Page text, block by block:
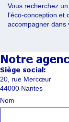
Vous recherchez
l’éco-conception
accompagner dans
Notre
Siège social:
20, rue Mercœur
44000 Nantes
Nom